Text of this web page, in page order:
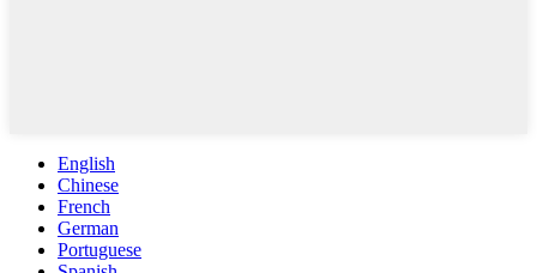
English
Chinese
French
German
Portuguese